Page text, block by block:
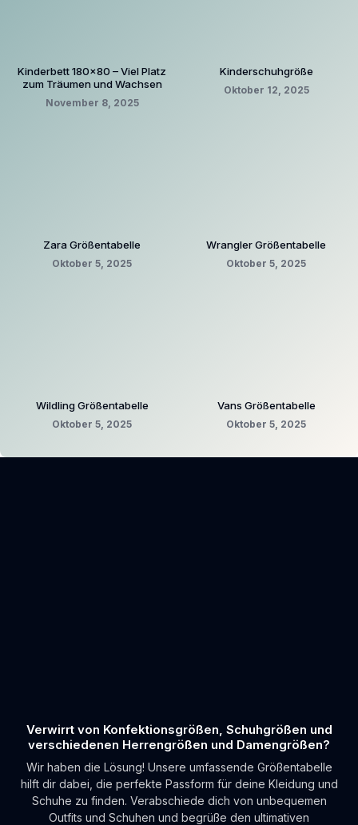
Kinderbett 180×80 – Viel Platz
zum Träumen und Wachsen
November 8, 2025
Kinderschuhgröße
Oktober 12, 2025
Zara Größentabelle
Oktober 5, 2025
Wrangler Größentabelle
Oktober 5, 2025
Wildling Größentabelle
Oktober 5, 2025
Vans Größentabelle
Oktober 5, 2025
Verwirrt von Konfektionsgrößen, Schuhgrößen und
verschiedenen Herrengrößen und Damengrößen?
Wir haben die Lösung! Unsere umfassende Größentabelle
hilft dir dabei, die perfekte Passform für deine Kleidung und
Schuhe zu finden. Verabschiede dich von unbequemen
Outfits und Schuhen und begrüße den ultimativen